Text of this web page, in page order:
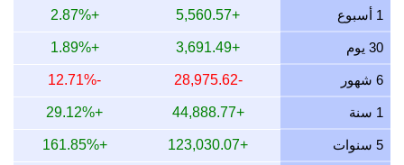
12 يوليو 2026 80,791.61
2,597.45
2,597,450.15
11 يوليو 2026 80,791.61
2,597.45
2,597,450.15
10 يوليو 2026 80,460.49
2,586.80
2,586,804.76
9 يوليو 2026 81,228.84
2,611.51
2,611,507.14
8 يوليو 2026 79,975.85
2,571.22
2,571,223.59
1 أسبوع +5,560.57
+2.87%
30 يوم +3,691.49
+1.89%
6 شهور -28,975.62
-12.71%
1 سنة +44,888.77
+29.12%
5 سنوات +123,030.07
+161.85%